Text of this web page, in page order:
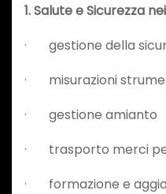
1. Salute e Sicurezza
· gestione della
· misurazioni
· gestione amianto
· trasporto merci
· formazione e